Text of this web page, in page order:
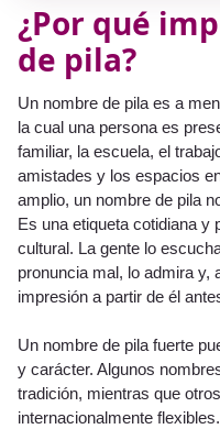
¿Por qué
de pila?
Un nombre de pila es a
la cual una persona es
familiar, la escuela, el
amistades y los espacios
amplio, un nombre de pila
Es una etiqueta cotidiana y
cultural. La gente lo
pronuncia mal, lo admira y,
impresión a partir de él
Un nombre de pila fuerte
y carácter. Algunos
tradición, mientras que
internacionalmente